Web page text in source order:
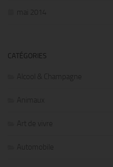
mai 2014
CATÉGORIES
Alcool & Champagne
Animaux
Art de vivre
Automobile